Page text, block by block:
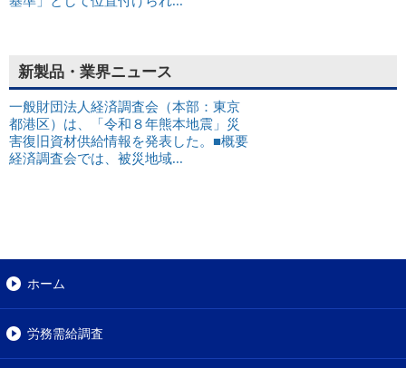
新製品・業界ニュース
一般財団法人経済調査会（本部：東京
都港区）は、「令和８年熊本地震」災
害復旧資材供給情報を発表した。■概要
経済調査会では、被災地域...
ホーム
労務需給調査